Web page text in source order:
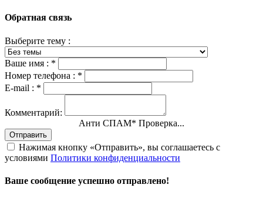
Обратная связь
Выберите тему :
Ваше имя : *
Номер телефона : *
E-mail : *
Комментарий:
Анти СПАМ* Проверка...
Отправить
Нажимая кнопку «Отправить», вы соглашаетесь с
условиями Политики конфиденциальности
Ваше сообщение успешно отправлено!